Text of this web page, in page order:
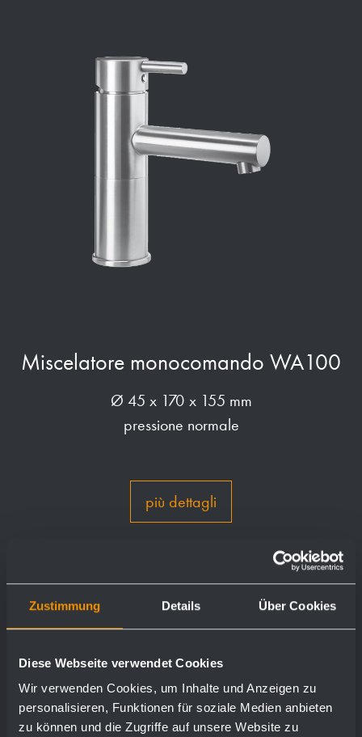
Zustimmung Details Über Cookies
Diese Webseite verwendet Cookies
Wir verwenden Cookies, um Inhalte und Anzeigen zu
personalisieren, Funktionen für soziale Medien anbieten
zu können und die Zugriffe auf unsere Website zu
Miscelatore monocomando WA100
Ø 45 x 170 x 155 mm
pressione normale
più dettagli